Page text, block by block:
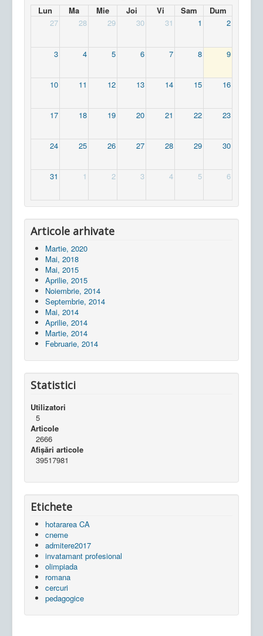
Lun Ma Mie Joi Vi Sam
Dum
27
28 29 30 31 1 2
3 4 5 6 7 8 9
10 11 12 13 14 15 16
17 18 19 20 21 22 23
24 25 26 27 28 29 30
31 1 2 3 4 5 6
Articole arhivate
Martie, 2020
Mai, 2018
Mai, 2015
Aprilie, 2015
Noiembrie, 2014
Septembrie, 2014
Mai, 2014
Aprilie, 2014
Martie, 2014
Februarie, 2014
Statistici
Utilizatori
5
Articole
2666
Afișări articole
39517981
Etichete
hotararea CA
cneme
admitere2017
invatamant profesional
olimpiada
romana
cercuri
pedagogice